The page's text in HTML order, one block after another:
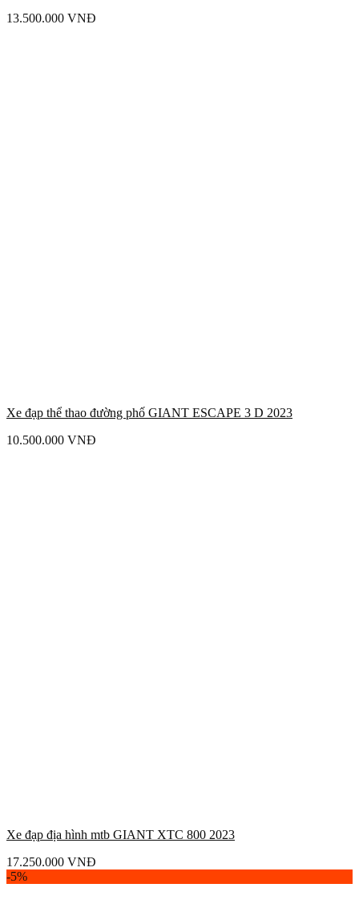
13.500.000 VNĐ
Xe đạp thể thao đường phố GIANT ESCAPE 3 D 2023
10.500.000 VNĐ
Xe đạp địa hình mtb GIANT XTC 800 2023
17.250.000 VNĐ
-5%